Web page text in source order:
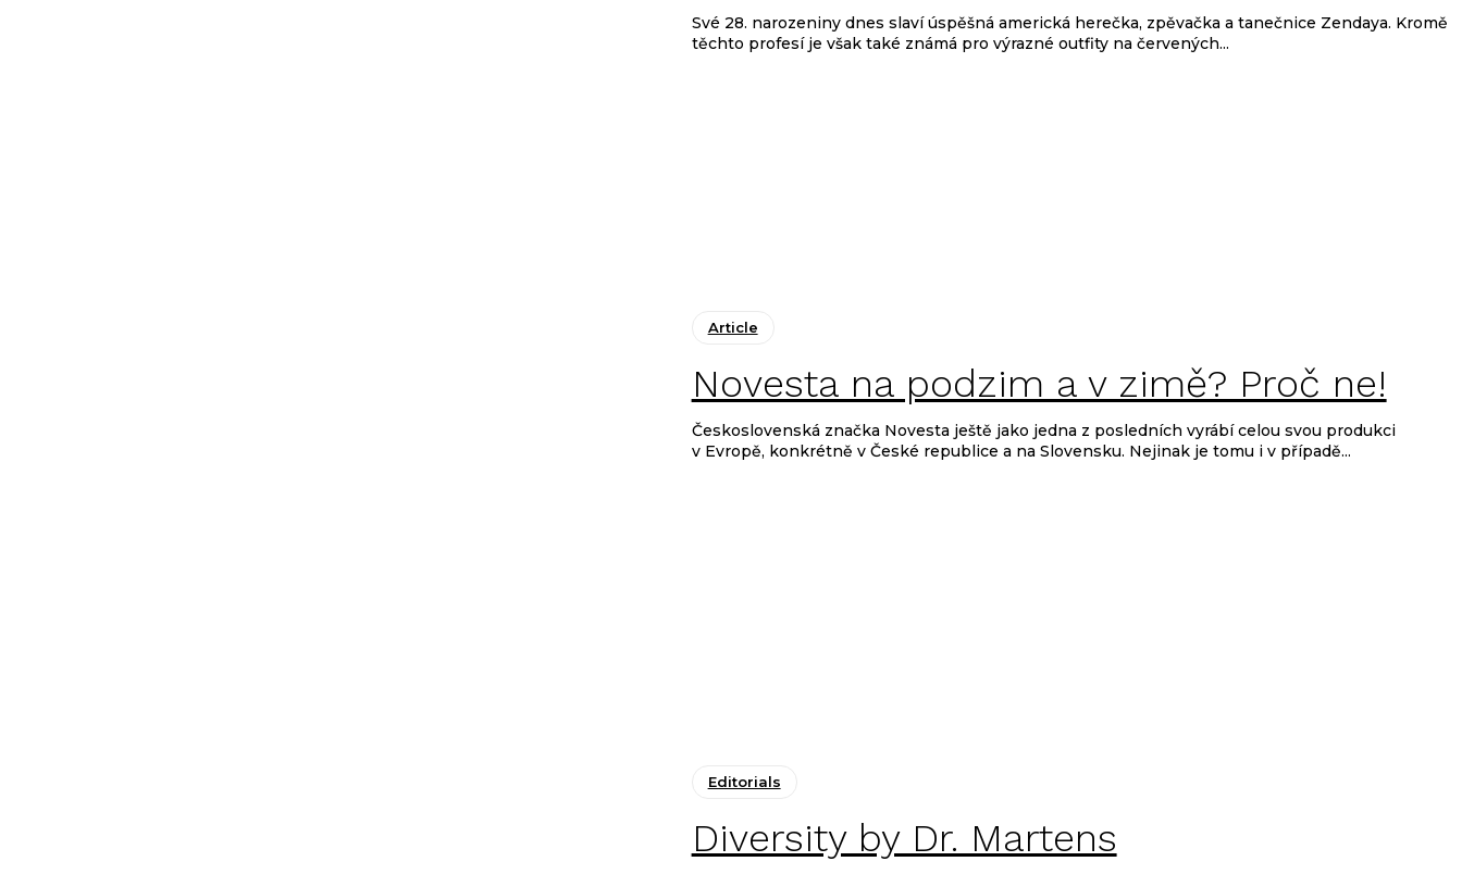
Své 28. narozeniny dnes slaví úspěšná americká herečka, zpěvačka a tanečnice Zendaya. Kromě
těchto profesí je však také známá pro výrazné outfity na červených...
Article
Novesta na podzim a v zimě? Proč ne!
Československá značka Novesta ještě jako jedna z posledních vyrábí celou svou produkci
v Evropě, konkrétně v České republice a na Slovensku. Nejinak je tomu i v případě...
Editorials
Diversity by Dr. Martens